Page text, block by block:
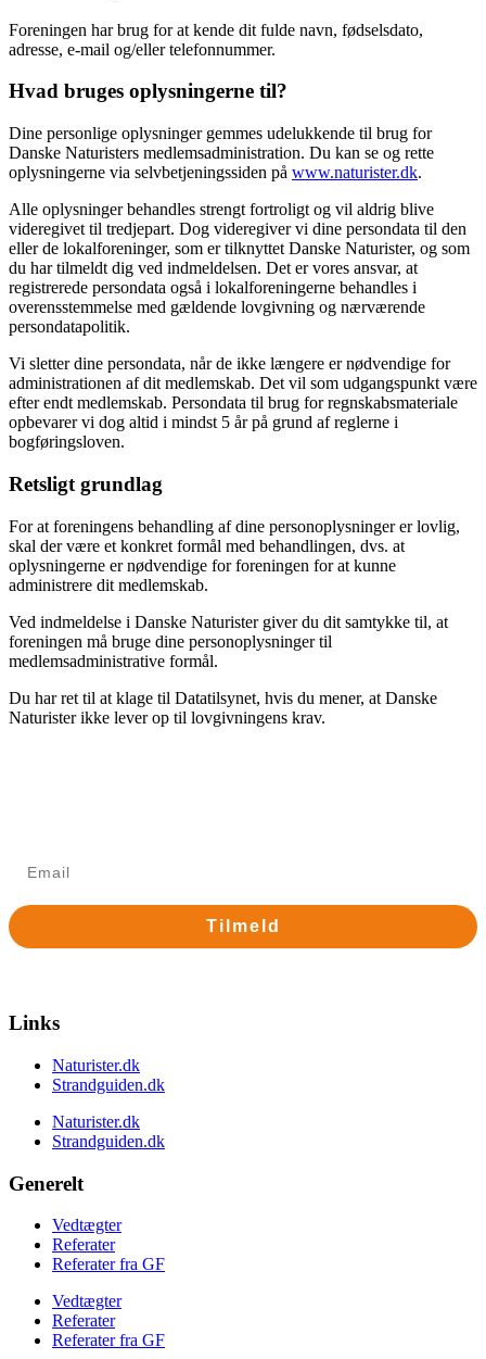
Foreningen har brug for at kende dit fulde navn, fødselsdato,
adresse, e-mail og/eller telefonnummer.
Hvad bruges oplysningerne til?
Dine personlige oplysninger gemmes udelukkende til brug for
Danske Naturisters medlemsadministration. Du kan se og rette
oplysningerne via selvbetjeningssiden på www.naturister.dk.
Alle oplysninger behandles strengt fortroligt og vil aldrig blive
videregivet til tredjepart. Dog videregiver vi dine persondata til den
eller de lokalforeninger, som er tilknyttet Danske Naturister, og som
du har tilmeldt dig ved indmeldelsen. Det er vores ansvar, at
registrerede persondata også i lokalforeningerne behandles i
overensstemmelse med gældende lovgivning og nærværende
persondatapolitik.
Vi sletter dine persondata, når de ikke længere er nødvendige for
administrationen af dit medlemskab. Det vil som udgangspunkt være
efter endt medlemskab. Persondata til brug for regnskabsmateriale
opbevarer vi dog altid i mindst 5 år på grund af reglerne i
bogføringsloven.
Retsligt grundlag
For at foreningens behandling af dine personoplysninger er lovlig,
skal der være et konkret formål med behandlingen, dvs. at
oplysningerne er nødvendige for foreningen for at kunne
administrere dit medlemskab.
Ved indmeldelse i Danske Naturister giver du dit samtykke til, at
foreningen må bruge dine personoplysninger til
medlemsadministrative formål.
Du har ret til at klage til Datatilsynet, hvis du mener, at Danske
Naturister ikke lever op til lovgivningens krav.
Tilmeld
Links
Naturister.dk
Strandguiden.dk
Naturister.dk
Strandguiden.dk
Generelt
Vedtægter
Referater
Referater fra GF
Vedtægter
Referater
Referater fra GF